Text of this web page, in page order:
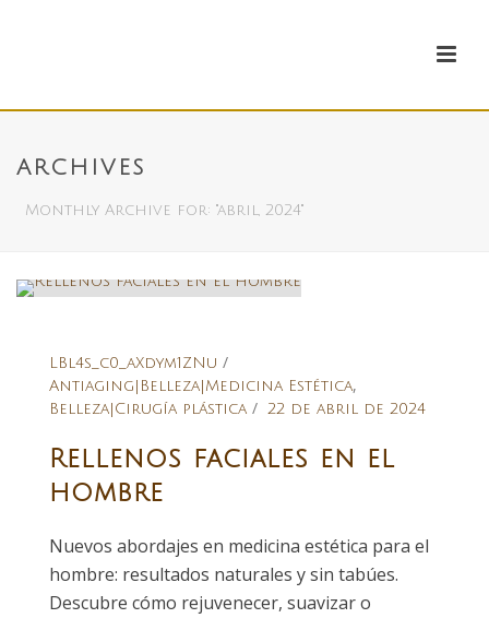
ARCHIVES
Monthly Archive for: "abril, 2024"
LBl4s_c0_aXdym1ZNu
Antiaging|Belleza|Medicina Estética,
Belleza|Cirugía plástica 22 de abril de 2024
Rellenos faciales en el
hombre
Nuevos abordajes en medicina estética para el
hombre: resultados naturales y sin tabúes.
Descubre cómo rejuvenecer, suavizar o